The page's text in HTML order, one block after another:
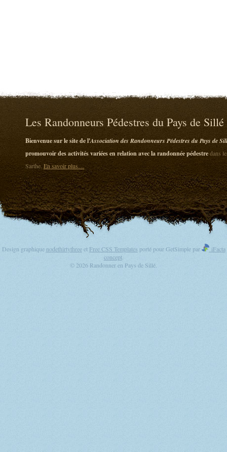
Les Randonneurs Pédestres du Pays de Sillé
Bienvenue sur le site de l'Association des Randonneurs Pédestres du Pays de
promouvoir des activités variées en relation avec la randonnée pédestredans
Sarthe.En savoir plus…
Design graphique nodethirtythreeet Free CSS Templates porté pour GetSimple par
iFacta
concept
© 2026 Randonner en Pays de Sillé.